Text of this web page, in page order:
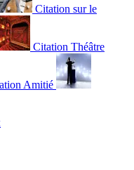
Citation sur le
Citation Théâtre
Amitié